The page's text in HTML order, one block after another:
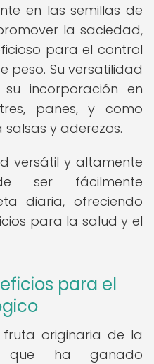
en las semillas de
la saciedad,
para el control
peso. Su versatilidad
incorporación en
panes, y como
y aderezos.
versátil y altamente
ser fácilmente
diaria, ofreciendo
para la salud y el
para el
originaria de la
que ha ganado